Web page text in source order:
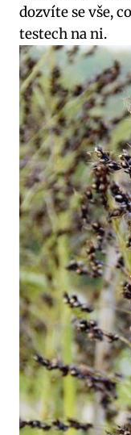
dozvíte se vše,
testech na ni.